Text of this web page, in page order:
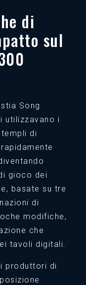
di
sul
Song
utilizzavano i
di
gioco dei
basate su tre
di
modifiche,
che
tavoli digitali.
produttori di